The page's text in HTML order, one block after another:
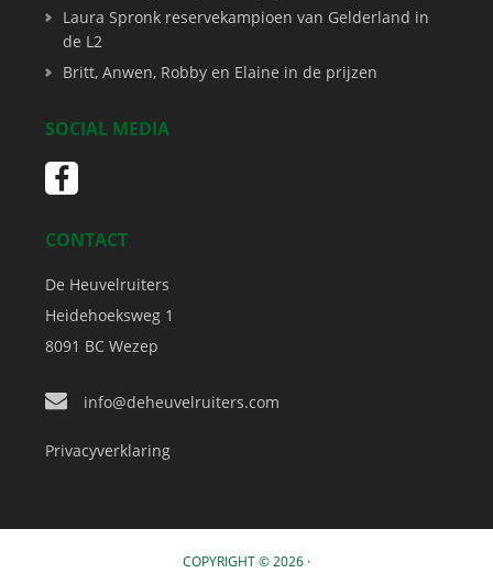
Laura Spronk reservekampioen van Gelderland in
de L2
Britt, Anwen, Robby en Elaine in de prijzen
SOCIAL MEDIA
CONTACT
De Heuvelruiters
Heidehoeksweg 1
8091 BC Wezep
info@deheuvelruiters.com
Privacyverklaring
COPYRIGHT © 2026 ·